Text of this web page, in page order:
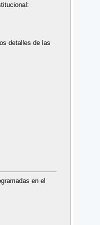
detalles de las
en el